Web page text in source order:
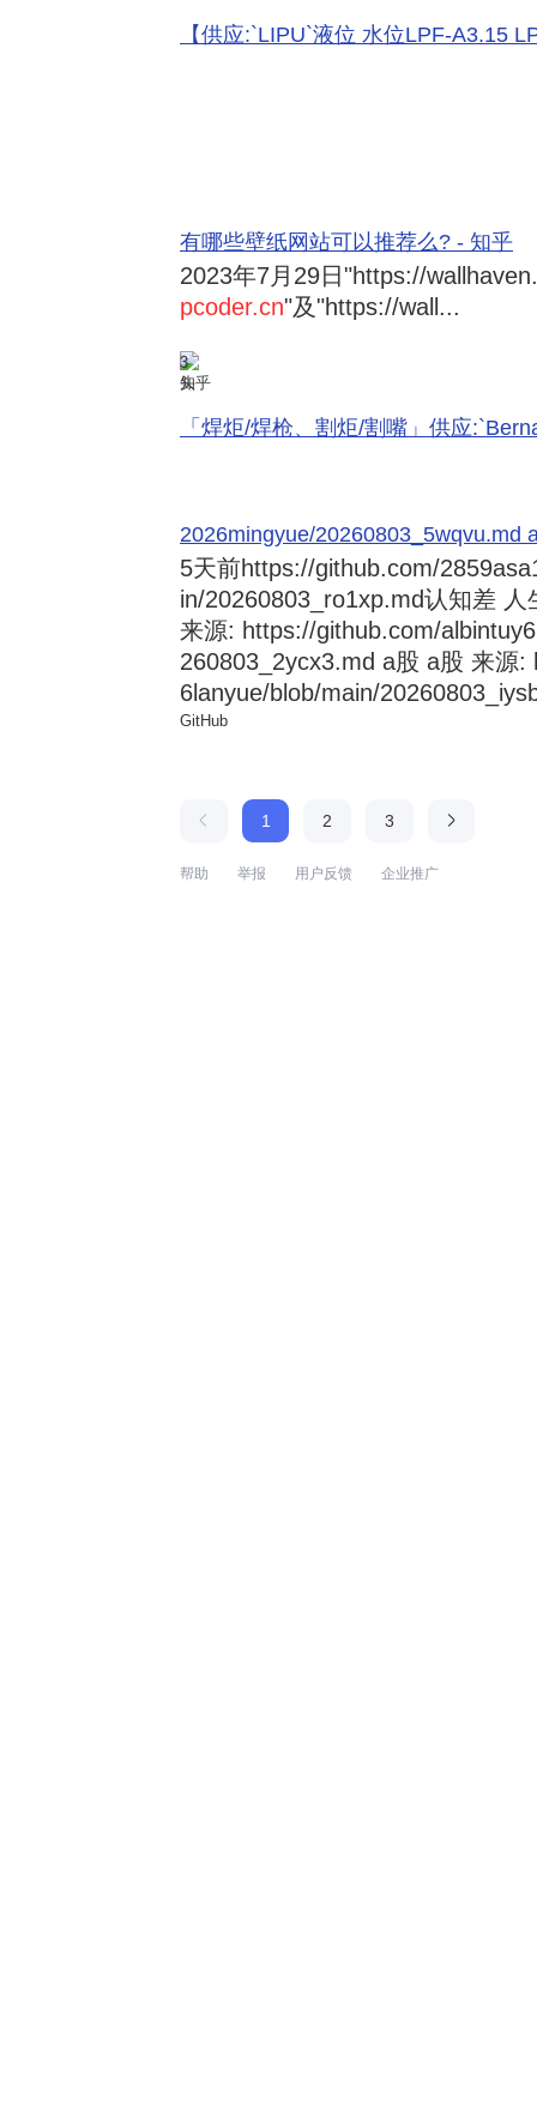
【供应:`LIPU`液位 水位LPF-A3.15
有哪些壁纸网站可以推荐么? - 知乎
2023年7月29日 "https://
pcoder.cn"及"https://wall...
3
知乎
「焊炬/焊枪、割炬/割嘴」供应
2026mingyue/20260803_5wqvu.md
5天前https://github.com/
in/20260803_ro1xp.md认知差
来源: https://github.com/
260803_2ycx3.md a股 a股 来源
6lanyue/blob/main/
GitHub
1 2 3
帮助 举报 用户反馈 企业推广